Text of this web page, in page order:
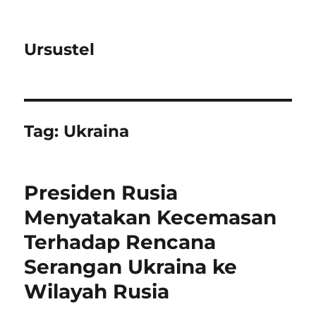
Ursustel
Tag: Ukraina
Presiden Rusia
Menyatakan Kecemasan
Terhadap Rencana
Serangan Ukraina ke
Wilayah Rusia